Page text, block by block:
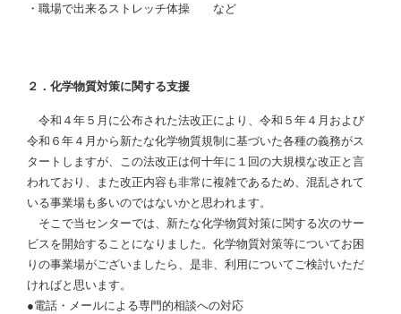
・職場で出来るストレッチ体操 など
２．化学物質対策に関する支援
令和４年５月に公布された法改正により、令和５年４月および
令和６年４月から新たな化学物質規制に基づいた各種の義務がス
タートしますが、この法改正は何十年に１回の大規模な改正と言
われており、また改正内容も非常に複雑であるため、混乱されて
いる事業場も多いのではないかと思われます。
そこで当センターでは、新たな化学物質対策に関する次のサー
ビスを開始することになりました。化学物質対策等についてお困
りの事業場がございましたら、是非、利用についてご検討いただ
ければと思います。
●電話・メールによる専門的相談への対応